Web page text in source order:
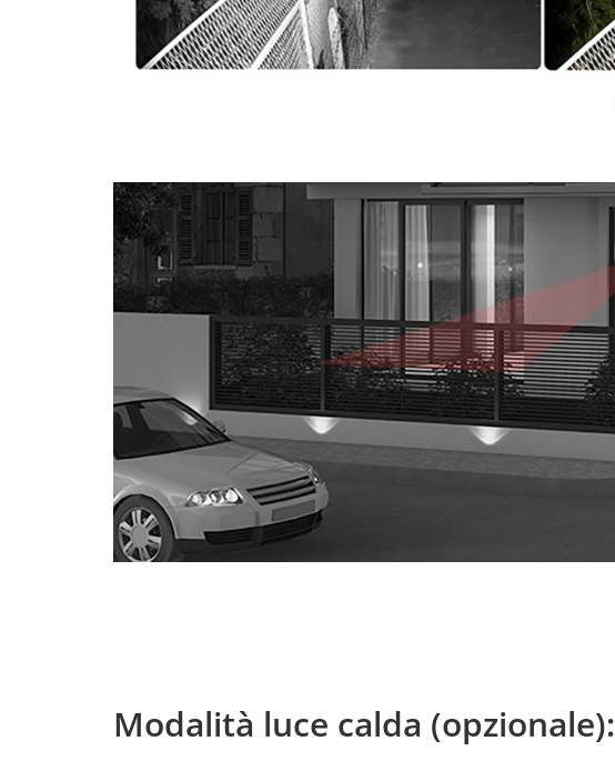
Modalità luce calda (opzionale):